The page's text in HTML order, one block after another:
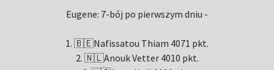
Eugene: 7-bój po pierwszym dniu -
1. 🇧🇪Nafissatou Thiam 4071 pkt.
2. 🇳🇱Anouk Vetter 4010 pkt.